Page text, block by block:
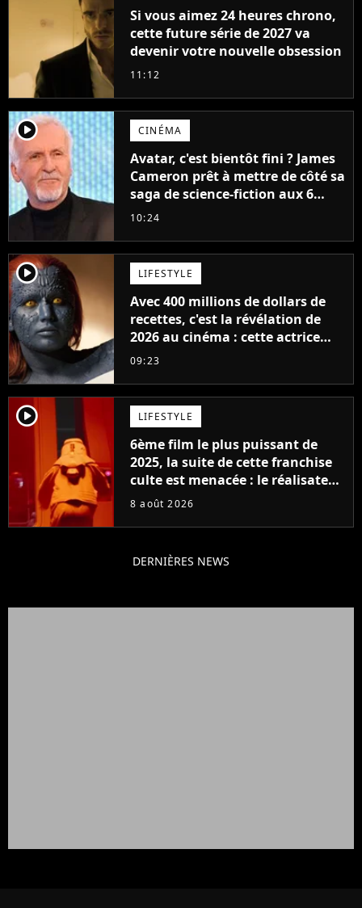
Si vous aimez 24 heures chrono,
cette future série de 2027 va
devenir votre nouvelle obsession
11:12
player2 CINÉMA
Avatar, c'est bientôt fini ? James
Cameron prêt à mettre de côté sa
saga de science-fiction aux 6
milliards de recettes
10:24
player2 LIFESTYLE
Avec 400 millions de dollars de
recettes, c'est la révélation de
2026 au cinéma : cette actrice
adorée prête à remplacer
09:23
player2 LIFESTYLE
6ème film le plus puissant de
2025, la suite de cette franchise
culte est menacée : le réalisateur
claque la porte pour "différends
8 août 2026
DERNIÈRES NEWS